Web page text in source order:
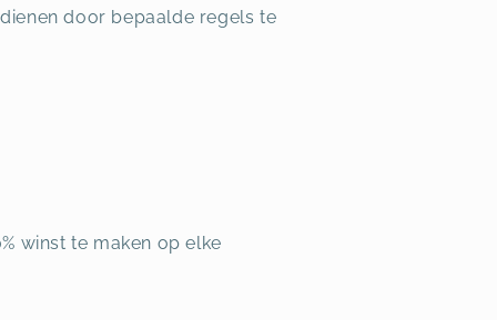
door bepaalde regels te
winst te maken op elke